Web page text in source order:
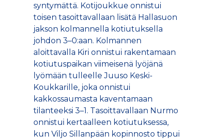
syntymättä. Kotijoukkue onnistui
toisen tasoittavallaan lisätä Hallasuon
jakson kolmannella kotiutuksella
johdon 3–0:aan. Kolmannen
aloittavalla Kiri onnistui rakentamaan
kotiutuspaikan viimeisenä lyöjänä
lyömään tulleelle Juuso Keski-
Koukkarille, joka onnistui
kakkossaumasta kaventamaan
tilanteeksi 3–1. Tasoittavallaan Nurmo
onnistui kertaalleen kotiutuksessa,
kun Viljo Sillanpään kopinnosto tippui